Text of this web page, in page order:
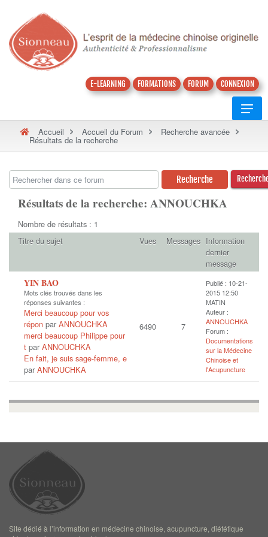
E-LEARNING FORMATIONS FORUM CONNEXION
Accueil Accueil du Forum Recherche avancée
Résultats de la recherche
Résultats de la recherche: ANNOUCHKA
Nombre de résultats : 1
Titre du sujet
Vues Messages Information
dernier
message
YIN BAO
Mots clés trouvés dans les
réponses suivantes :
Merci beaucoup pour vos
répon par ANNOUCHKA
merci beaucoup Philippe pour
t par ANNOUCHKA
En fait, je suis sage-femme, e
par ANNOUCHKA
6490 7
Publié : 10-21-
2015 12:50
MATIN
Auteur :
ANNOUCHKA
Forum :
Documentations
sur la Médecine
Chinoise et
l'Acupuncture
Site dédié à l’information en médecine chinoise, acupuncture, diététique